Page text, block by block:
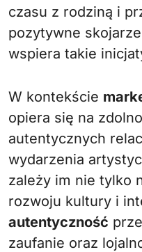
czasu z rodziną i
pozytywne
wspiera takie
W kontekście
opiera się na
autentycznych
wydarzenia
zależy im nie tylko
rozwoju kultury i
autentyczność
zaufanie oraz